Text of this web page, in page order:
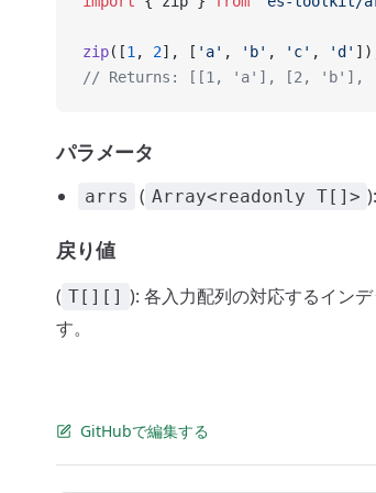
zip([1 , 2], [ 'a' , 'b' , 'c' , 'd'
// Returns: [[1, 'a'], [2, 'b'],
パラメータ
arrs ( Array<readonly T[]>
戻り値
( T[][] ): 各入力配列の対応するイン
す。
GitHubで編集する